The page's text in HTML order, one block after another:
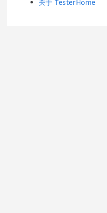
关于 TesterHome